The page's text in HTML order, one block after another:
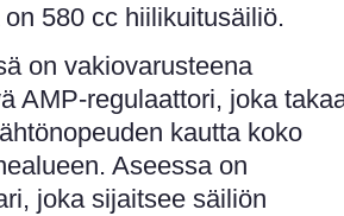
580 cc hiilikuitusäiliö.
on vakiovarusteena
AMP-regulaattori, joka
kautta koko
Aseessa on
joka sijaitsee säiliön